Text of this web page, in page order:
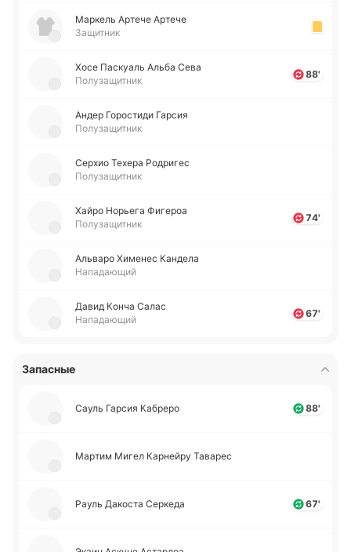
Ма­ркель Артече Артече
Защитник
Хосе Па­скуаль Альба Сева
Полузащитник
88'
Андер Го­ро­сти­ди Гарсия
Полузащитник
Серхио Техера Ро­дри­гес
Полузащитник
Хайро Но­рье­га Фи­ге­роа
Полузащитник
74'
Альва­ро Хи­ме­нес Ка­нде­ла
Нападающий
Давид Конча Салас
Нападающий
67'
Запасные
Сауль Гарсия Ка­бре­ро 88'
Мартим Мигел Ка­рней­ру Та­ва­рес
Рауль Да­ко­ста Се­рке­да 67'